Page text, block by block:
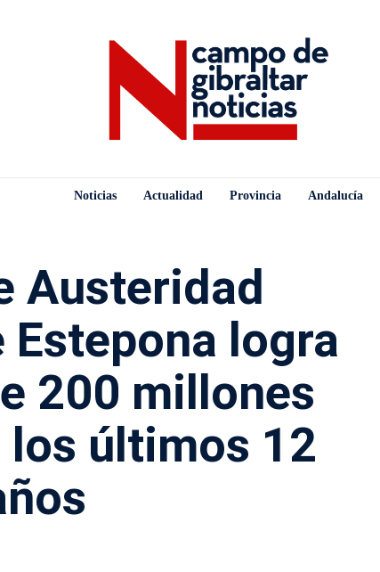
Noticias Actualidad Provincia Andalucía
Austeridad
logra
200 millones
los últimos 12